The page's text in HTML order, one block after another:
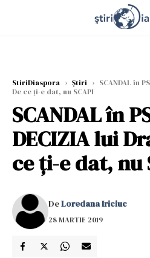
StiriDiaspora › Știri › SCANDAL în
De ce ți-e dat, nu SCAPI
SCANDAL în
DECIZIA lui
ce ți-e dat, nu
DeLoredana Iriciuc
28 MARTIE 2019